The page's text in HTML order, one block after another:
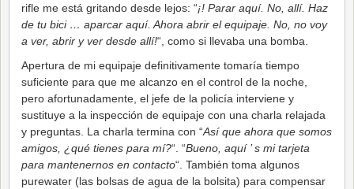
rifle me está gritando desde lejos: “¡! Parar aquí. No, allí. Haz
de tu bici … aparcar aquí. Ahora abrir el equipaje. No, no voy
a ver, abrir y ver desde allí!“, como si llevaba una bomba.
Apertura de mi equipaje definitivamente tomaría tiempo
suficiente para que me alcanzo en el control de la noche,
pero afortunadamente, el jefe de la policía interviene y
sustituye a la inspección de equipaje con una charla relajada
y preguntas. La charla termina con “Así que ahora que somos
amigos, ¿qué tienes para mí?“. “Bueno, aquí ’ s mi tarjeta
para mantenernos en contacto“. También toma algunos
purewater (las bolsas de agua de la bolsita) para compensar